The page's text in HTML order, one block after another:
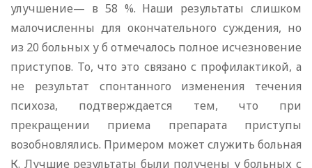
улучшение— в 58 %. Наши результаты слишком
малочисленны для окончательного суждения, но
из 20 больных у б отмечалось полное исчезновение
приступов. То, что это связано с профилактикой, а
не результат спонтанного изменения течения
психоза, подтверждается тем, что при
прекращении приема препарата приступы
возобновлялись. Примером может служить больная
К. Лучшие результаты были получены у больных с